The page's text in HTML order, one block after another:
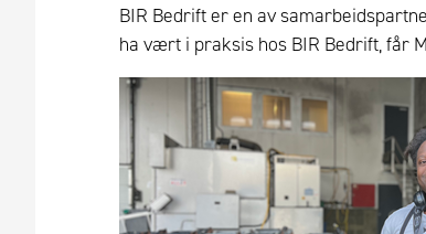
BIR Bedrift er en av
ha vært i praksis hos BIR Bedrift, får